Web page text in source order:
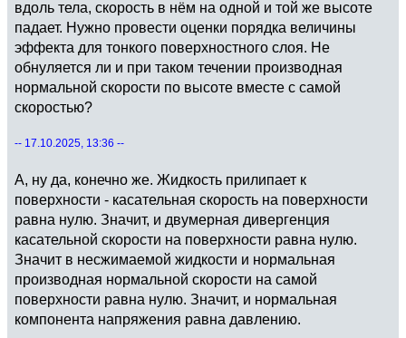
вдоль тела, скорость в нём на одной и той же высоте
падает. Нужно провести оценки порядка величины
эффекта для тонкого поверхностного слоя. Не
обнуляется ли и при таком течении производная
нормальной скорости по высоте вместе с самой
скоростью?
-- 17.10.2025, 13:36 --
А, ну да, конечно же. Жидкость прилипает к
поверхности - касательная скорость на поверхности
равна нулю. Значит, и двумерная дивергенция
касательной скорости на поверхности равна нулю.
Значит в несжимаемой жидкости и нормальная
производная нормальной скорости на самой
поверхности равна нулю. Значит, и нормальная
компонента напряжения равна давлению.